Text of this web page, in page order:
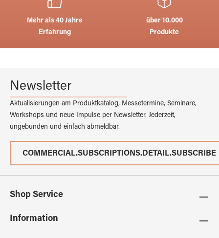
Mehr als 40 Jahre
Erfahrung
über 10.000
Produkte
Newsletter
Aktualisierungen am Produktkatalog, Messetermine, Seminare,
Workshops und neue Impulse per Newsletter. Jederzeit,
ungebunden und einfach abmeldbar.
COMMERCIAL.SUBSCRIPTIONS.DETAIL.SUBSCRIBE
Shop Service
Information